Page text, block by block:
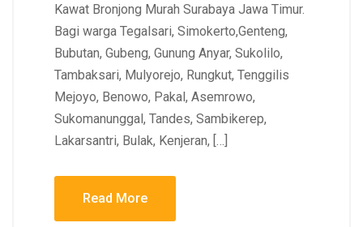
Kawat Bronjong Murah Surabaya Jawa Timur.
Bagi warga Tegalsari, Simokerto,Genteng,
Bubutan, Gubeng, Gunung Anyar, Sukolilo,
Tambaksari, Mulyorejo, Rungkut, Tenggilis
Mejoyo, Benowo, Pakal, Asemrowo,
Sukomanunggal, Tandes, Sambikerep,
Lakarsantri, Bulak, Kenjeran, […]
Read More